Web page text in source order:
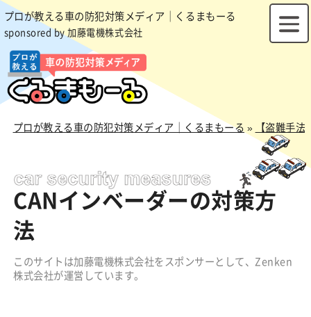
プロが教える車の防犯対策メディア｜くるまもーる
sponsored by 加藤電機株式会社
プロが教える車の防犯対策メディア｜くるまもーる » 【盗難手
CANインベーダーの対策方
法
このサイトは加藤電機株式会社をスポンサーとして、Zenken
株式会社が運営しています。